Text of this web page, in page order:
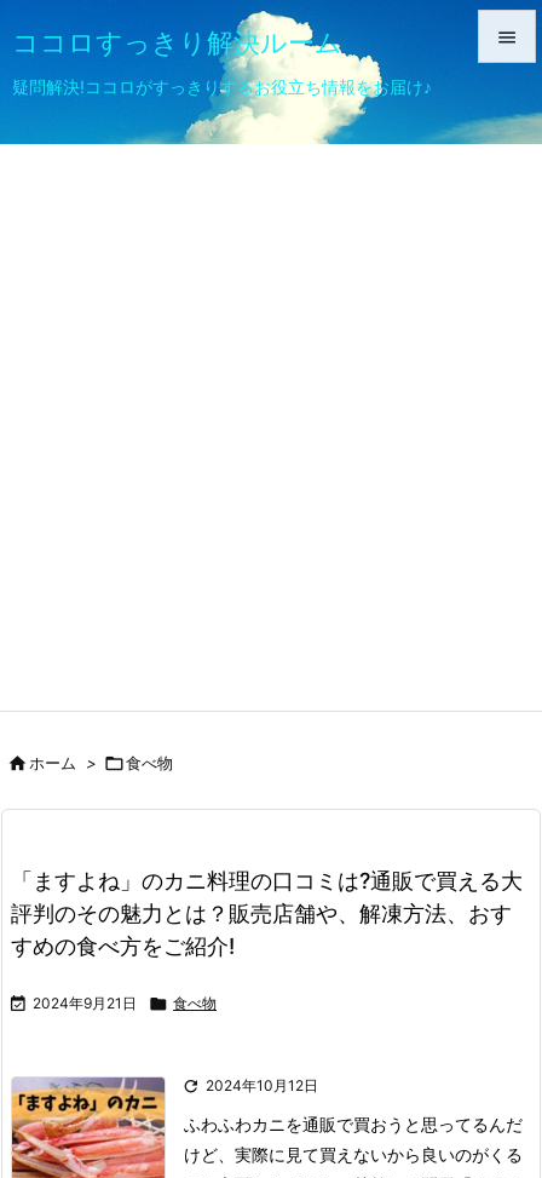
ココロすっきり解決ルーム
疑問解決!ココロがすっきりするお役立ち情報をお届け♪

メニュ

ホーム > 食べ物
「ますよね」のカニ料理の口コミは?通販で買える大
評判のその魅力とは？販売店舗や、解凍方法、おす
すめの食べ方をご紹介!
 2024年9月21日  食べ物
 2024年10月12日
ふわふわカニを通販で買おうと思ってるんだ
けど、実際に見て買えないから良いのがくる